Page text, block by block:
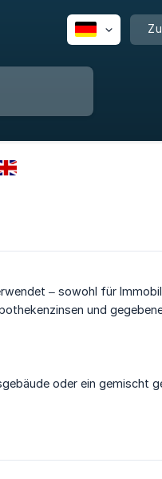
– sowohl für
und
oder ein gemischt